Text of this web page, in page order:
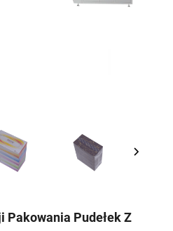
Pakowania Pudełek Z